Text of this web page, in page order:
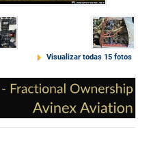
Visualizar todas 15 fotos